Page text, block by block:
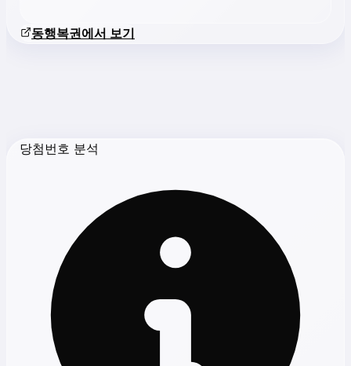
동행복권에서 보기
당첨번호 분석